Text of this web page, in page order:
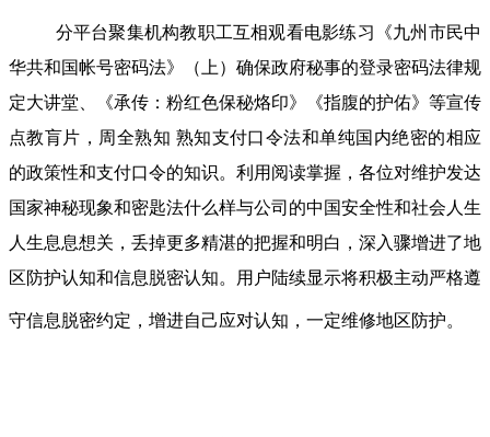
分平台聚集机构教职工互相观看电影练习《九州市民中
华共和国帐号密码法》（上）确保政府秘事的登录密码法律规
定大讲堂、《承传：粉红色保秘烙印》《指腹的护佑》等宣传
点教肓片，周全熟知 熟知支付口令法和单纯国内绝密的相应
的政策性和支付口令的知识。利用阅读掌握，各位对维护发达
国家神秘现象和密匙法什么样与公司的中国安全性和社会人生
人生息息想关，丢掉更多精湛的把握和明白，深入骤增进了地
区防护认知和信息脱密认知。用户陆续显示将积极主动严格遵
守信息脱密约定，增进自己应对认知，一定维修地区防护。